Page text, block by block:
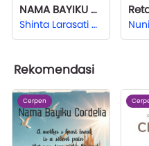
NAMA BAYIKU CORDELIA
Shinta Larasati Hardjono
Rekomendasi
Cerpen